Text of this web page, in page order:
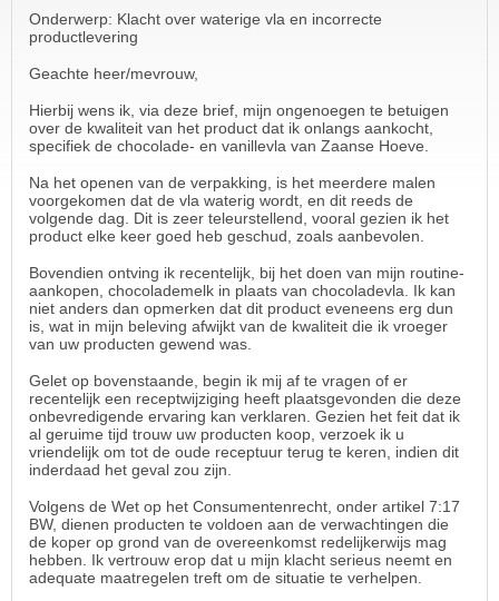
Onderwerp: Klacht over waterige vla en incorrecte
productlevering
Geachte heer/mevrouw,
Hierbij wens ik, via deze brief, mijn ongenoegen te betuigen
over de kwaliteit van het product dat ik onlangs aankocht,
specifiek de chocolade- en vanillevla van Zaanse Hoeve.
Na het openen van de verpakking, is het meerdere malen
voorgekomen dat de vla waterig wordt, en dit reeds de
volgende dag. Dit is zeer teleurstellend, vooral gezien ik het
product elke keer goed heb geschud, zoals aanbevolen.
Bovendien ontving ik recentelijk, bij het doen van mijn routine-
aankopen, chocolademelk in plaats van chocoladevla. Ik kan
niet anders dan opmerken dat dit product eveneens erg dun
is, wat in mijn beleving afwijkt van de kwaliteit die ik vroeger
van uw producten gewend was.
Gelet op bovenstaande, begin ik mij af te vragen of er
recentelijk een receptwijziging heeft plaatsgevonden die deze
onbevredigende ervaring kan verklaren. Gezien het feit dat ik
al geruime tijd trouw uw producten koop, verzoek ik u
vriendelijk om tot de oude receptuur terug te keren, indien dit
inderdaad het geval zou zijn.
Volgens de Wet op het Consumentenrecht, onder artikel 7:17
BW, dienen producten te voldoen aan de verwachtingen die
de koper op grond van de overeenkomst redelijkerwijs mag
hebben. Ik vertrouw erop dat u mijn klacht serieus neemt en
adequate maatregelen treft om de situatie te verhelpen.